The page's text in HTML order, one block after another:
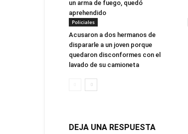
un arma de fuego, quedó
aprehendido
Policiales
Acusaron a dos hermanos de
dispararle a un joven porque
quedaron disconformes con el
lavado de su camioneta
DEJA UNA RESPUESTA